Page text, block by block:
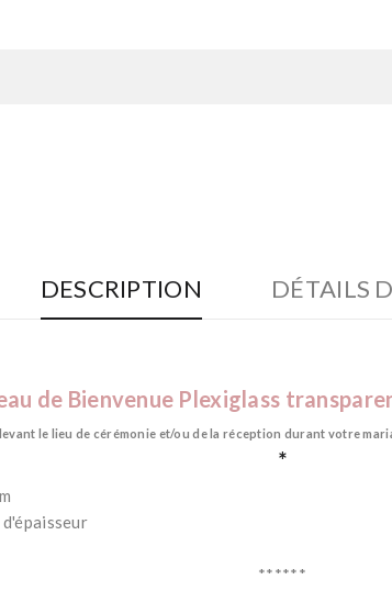
DESCRIPTION DÉTAILS
de Bienvenue Plexiglass
le lieu de cérémonie et/ou de la réception durant votre
*
******